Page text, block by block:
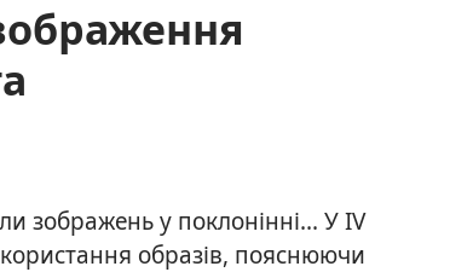
зображень у поклонінні... У IV
образів, пояснюючи